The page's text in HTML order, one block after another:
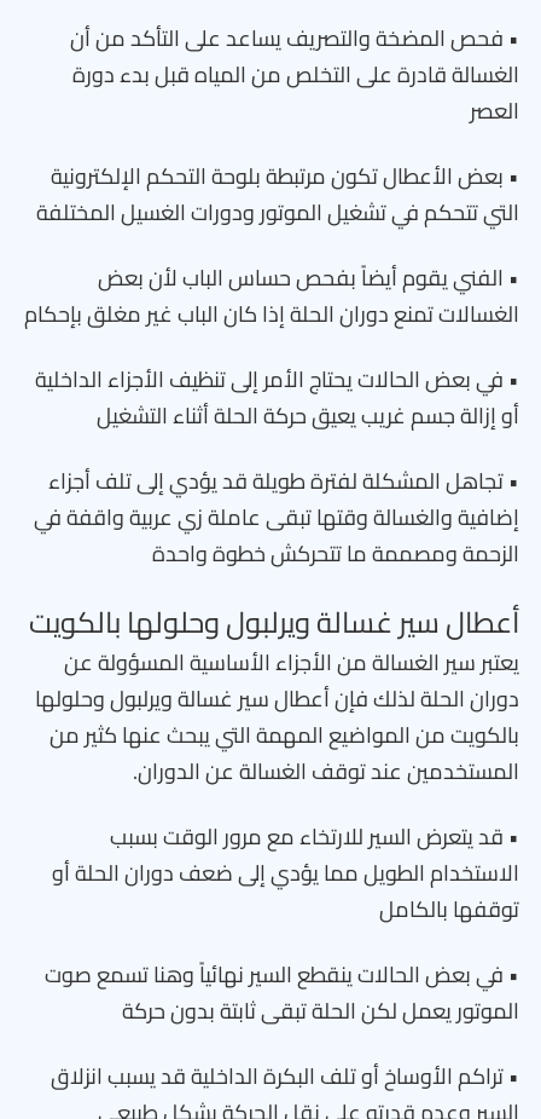
• فحص المضخة والتصريف يساعد على التأكد من أن
الغسالة قادرة على التخلص من المياه قبل بدء دورة
العصر
• بعض الأعطال تكون مرتبطة بلوحة التحكم الإلكترونية
التي تتحكم في تشغيل الموتور ودورات الغسيل المختلفة
• الفني يقوم أيضاً بفحص حساس الباب لأن بعض
الغسالات تمنع دوران الحلة إذا كان الباب غير مغلق بإحكام
• في بعض الحالات يحتاج الأمر إلى تنظيف الأجزاء الداخلية
أو إزالة جسم غريب يعيق حركة الحلة أثناء التشغيل
• تجاهل المشكلة لفترة طويلة قد يؤدي إلى تلف أجزاء
إضافية والغسالة وقتها تبقى عاملة زي عربية واقفة في
الزحمة ومصممة ما تتحركش خطوة واحدة
أعطال سير غسالة ويرلبول وحلولها بالكويت
يعتبر سير الغسالة من الأجزاء الأساسية المسؤولة عن
دوران الحلة لذلك فإن أعطال سير غسالة ويرلبول وحلولها
بالكويت من المواضيع المهمة التي يبحث عنها كثير من
المستخدمين عند توقف الغسالة عن الدوران.
• قد يتعرض السير للارتخاء مع مرور الوقت بسبب
الاستخدام الطويل مما يؤدي إلى ضعف دوران الحلة أو
توقفها بالكامل
• في بعض الحالات ينقطع السير نهائياً وهنا تسمع صوت
الموتور يعمل لكن الحلة تبقى ثابتة بدون حركة
• تراكم الأوساخ أو تلف البكرة الداخلية قد يسبب انزلاق